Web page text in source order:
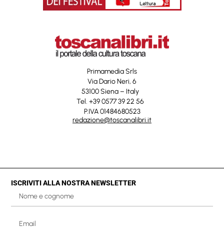
Primamedia Srls
Via Dario Neri, 6
53100 Siena – Italy
Tel. +39 0577 39 22 56
P.IVA 01484680523
redazione@toscanalibri.it
ISCRIVITI ALLA NOSTRA NEWSLETTER